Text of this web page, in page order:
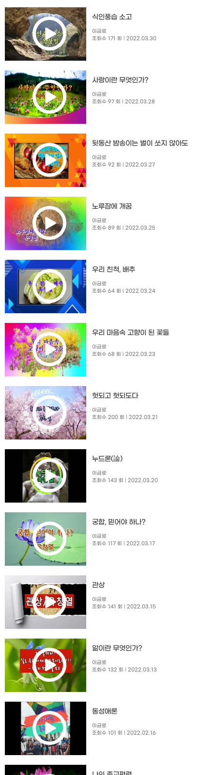
식인풍습 소고
이금로
조회수 171 회
| 2022.03.30
사랑이란 무엇인가?
이금로
조회수 97 회
| 2022.03.28
뒷동산 밤송이는 벌이 쏘지 않아도
이금로
조회수 92 회
| 2022.03.27
노루잠에 개꿈
이금로
조회수 89 회
| 2022.03.25
우리 친척, 배추
이금로
조회수 64 회
| 2022.03.24
우리 마음속 고향이 된 꽃들
이금로
조회수 68 회
| 2022.03.23
헛되고 헛되도다
이금로
조회수 200 회
| 2022.03.21
누드론(論)
이금로
조회수 143 회
| 2022.03.20
궁합, 믿어야 하나?
이금로
조회수 117 회
| 2022.03.17
관상
이금로
조회수 141 회
| 2022.03.15
앎이란 무엇인가?
이금로
조회수 132 회
| 2022.03.13
동성애론
이금로
조회수 101 회
| 2022.02.16